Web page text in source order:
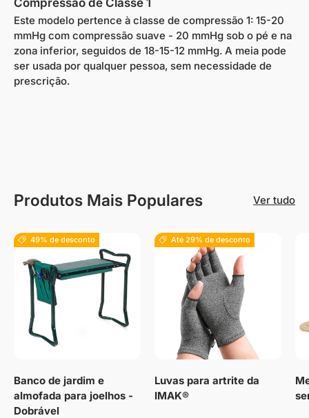
Compressão de Classe 1
Este modelo pertence à classe de compressão 1: 15-20
mmHg com compressão suave - 20 mmHg sob o pé e na
zona inferior, seguidos de 18-15-12 mmHg. A meia pode
ser usada por qualquer pessoa, sem necessidade de
prescrição.
Produtos Mais Populares Ver tudo
49% de desconto
Banco de jardim e
almofada para joelhos -
Dobrável
Até 29% de desconto
Luvas para artrite da
IMAK®